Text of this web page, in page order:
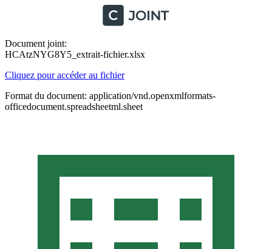
Document joint:
HCAtzNYG8Y5_extrait-fichier.xlsx
Cliquez pour accéder au fichier
Format du document: application/vnd.openxmlformats-
officedocument.spreadsheetml.sheet